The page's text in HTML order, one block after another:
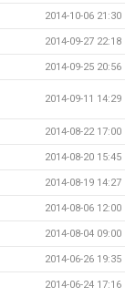
2014-10-06 21:30
2014-09-27 22:18
2014-09-25 20:56
2014-09-11 14:29
2014-08-22 17:00
2014-08-20 15:45
2014-08-19 14:27
2014-08-06 12:00
2014-08-04 09:00
2014-06-26 19:35
2014-06-24 17:16